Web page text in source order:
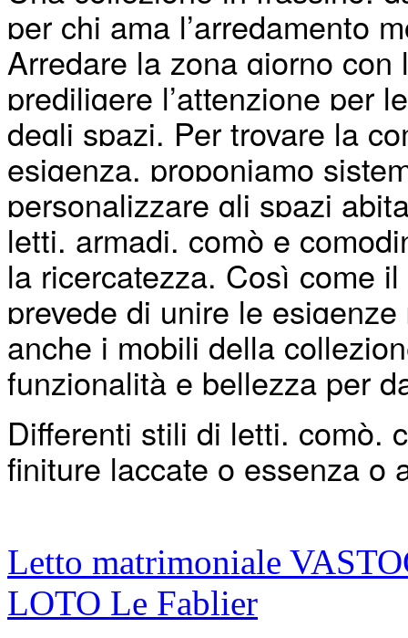
per chi ama l’arredamento
Arredare la zona giorno
prediligere l’attenzione per
degli spazi. Per trovare la
esigenza, proponiamo
personalizzare gli spazi
letti, armadi, comò e
la ricercatezza. Così come
prevede di unire le
anche i mobili della
funzionalità e bellezza per
Differenti stili di letti, comò,
finiture laccate o essenza o
Letto matrimoniale VASTO
LOTO Le Fablier